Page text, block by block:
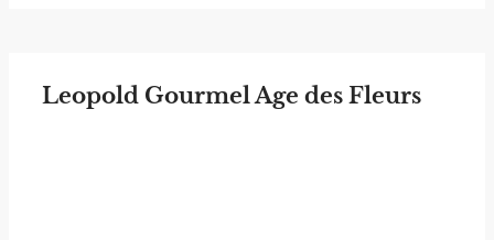
Leopold Gourmel Age des Fleurs